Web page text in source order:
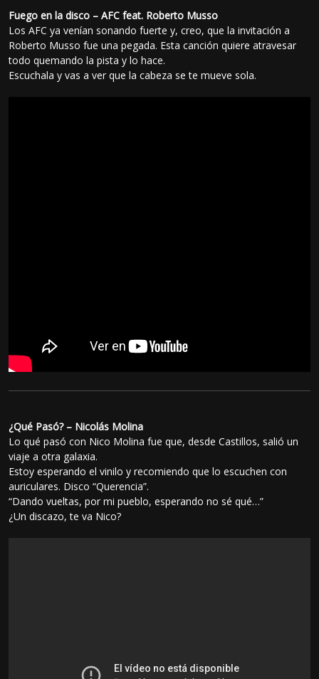
Fuego en la disco – AFC feat. Roberto Musso
Los AFC ya venían sonando fuerte y, creo, que la invitación a
Roberto Musso fue una pegada. Esta canción quiere atravesar
todo quemando la pista y lo hace.
Escuchala y vas a ver que la cabeza se te mueve sola.
¿Qué Pasó? – Nicolás Molina
Lo qué pasó con Nico Molina fue que, desde Castillos, salió un
viaje a otra galaxia.
Estoy esperando el vinilo y recomiendo que lo escuchen con
auriculares. Disco “Querencia”.
“Dando vueltas, por mi pueblo, esperando no sé qué…”
¿Un discazo, te va Nico?